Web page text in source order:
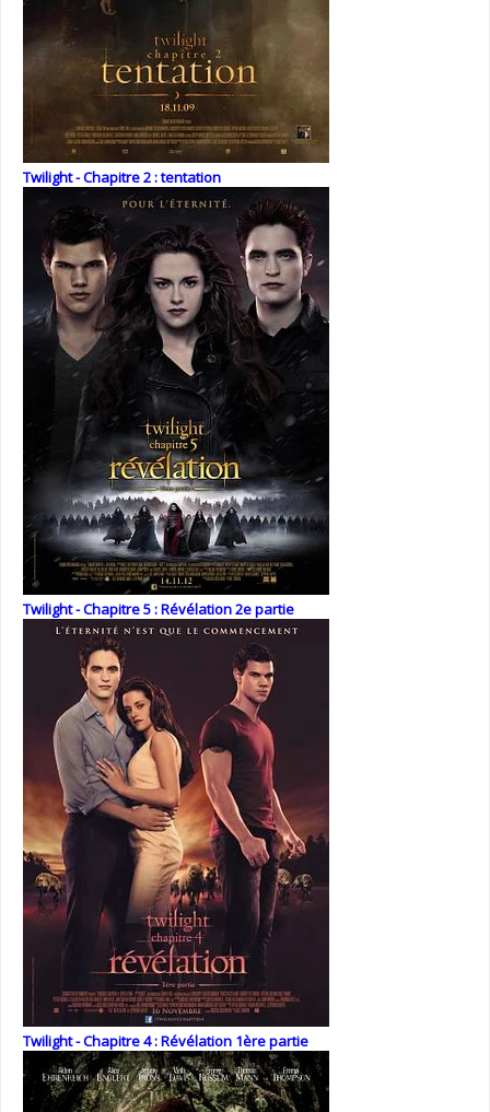
Twilight - Chapitre 2 : tentation
Twilight - Chapitre 5 : Révélation 2e partie
Twilight - Chapitre 4 : Révélation 1ère partie